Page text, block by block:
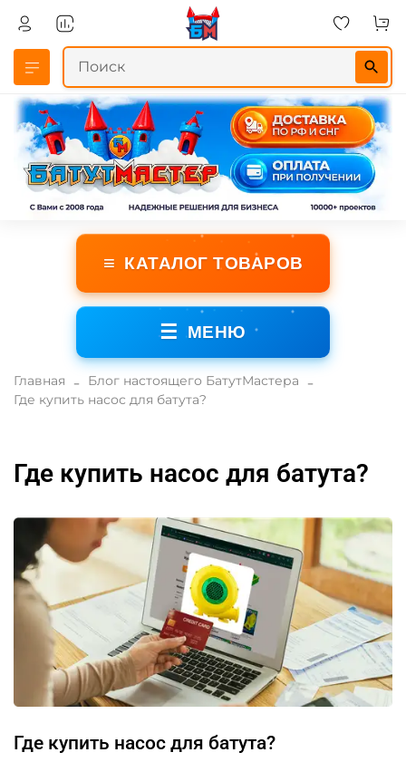
≡ КАТАЛОГ ТОВАРОВ
☰ МЕНЮ
Главная
Блог настоящего БатутМастера
Где купить насос для батута?
Где купить насос для батута?
Где купить насос для батута?